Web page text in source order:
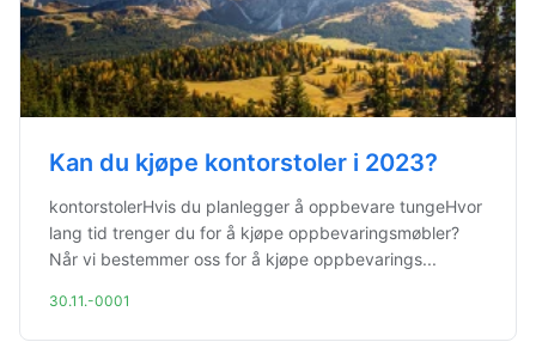
Kan du kjøpe kontorstoler i 2023?
kontorstolerHvis du planlegger å oppbevare tungeHvor
lang tid trenger du for å kjøpe oppbevaringsmøbler?
Når vi bestemmer oss for å kjøpe oppbevarings...
30.11.-0001